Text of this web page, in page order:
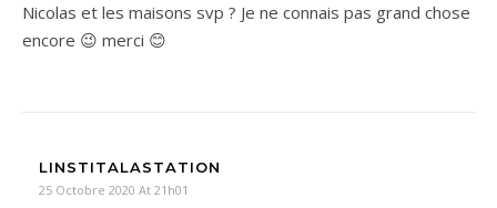
Nicolas et les maisons svp ? Je ne connais pas grand chose
encore 😉 merci 😊
LINSTITALASTATION
25 Octobre 2020 At 21h01